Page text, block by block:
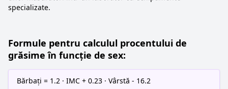
specializate.
Formule pentru calculul procentului de
grăsime în funcție de sex:
Bărbați = 1.2 · IMC + 0.23 · Vârstă - 16.2